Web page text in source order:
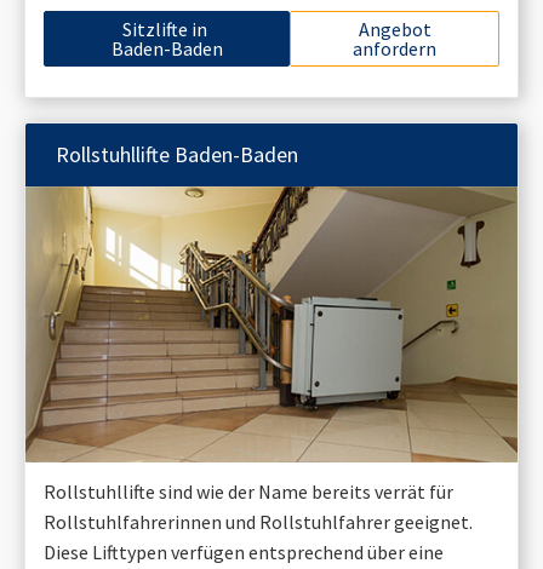
Sitzlifte in
Baden-Baden
Angebot
anfordern
Rollstuhllifte Baden-Baden
Rollstuhllifte sind wie der Name bereits verrät für
Rollstuhlfahrerinnen und Rollstuhlfahrer geeignet.
Diese Lifttypen verfügen entsprechend über eine